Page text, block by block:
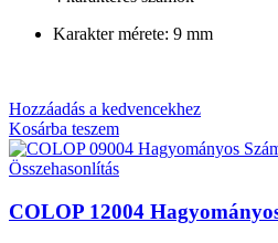
Karakter mérete: 9 mm
Hozzáadás a kedvencekhez
Kosárba teszem
Összehasonlítás
COLOP 12004